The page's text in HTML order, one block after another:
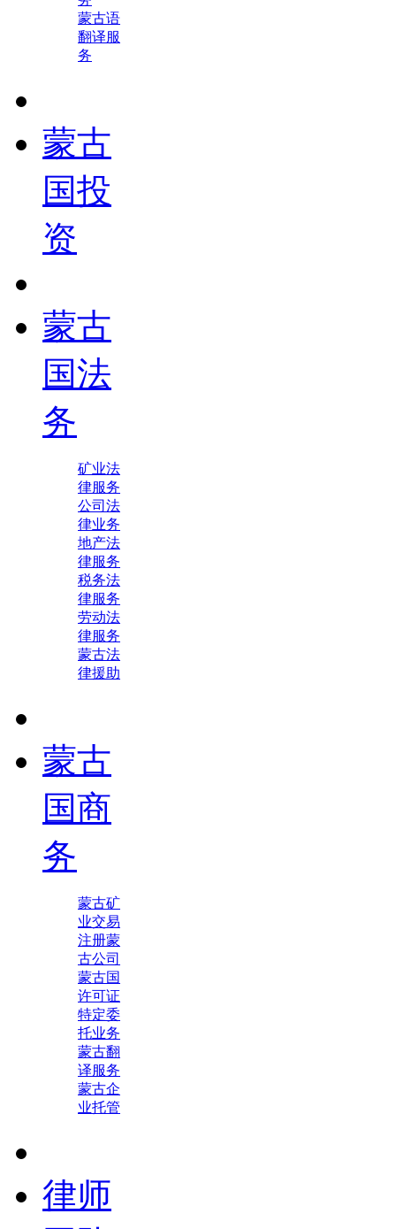
蒙古语
翻译服
务
蒙古
国投
资
蒙古
国法
务
矿业法
律服务
公司法
律业务
地产法
律服务
税务法
律服务
劳动法
律服务
蒙古法
律援助
蒙古
国商
务
蒙古矿
业交易
注册蒙
古公司
蒙古国
许可证
特定委
托业务
蒙古翻
译服务
蒙古企
业托管
律师